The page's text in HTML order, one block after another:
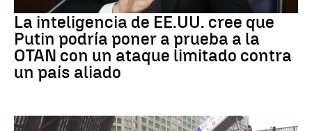
La inteligencia de EE.UU. cree que
Putin podría poner a prueba a la
OTAN con un ataque limitado contra
un país aliado